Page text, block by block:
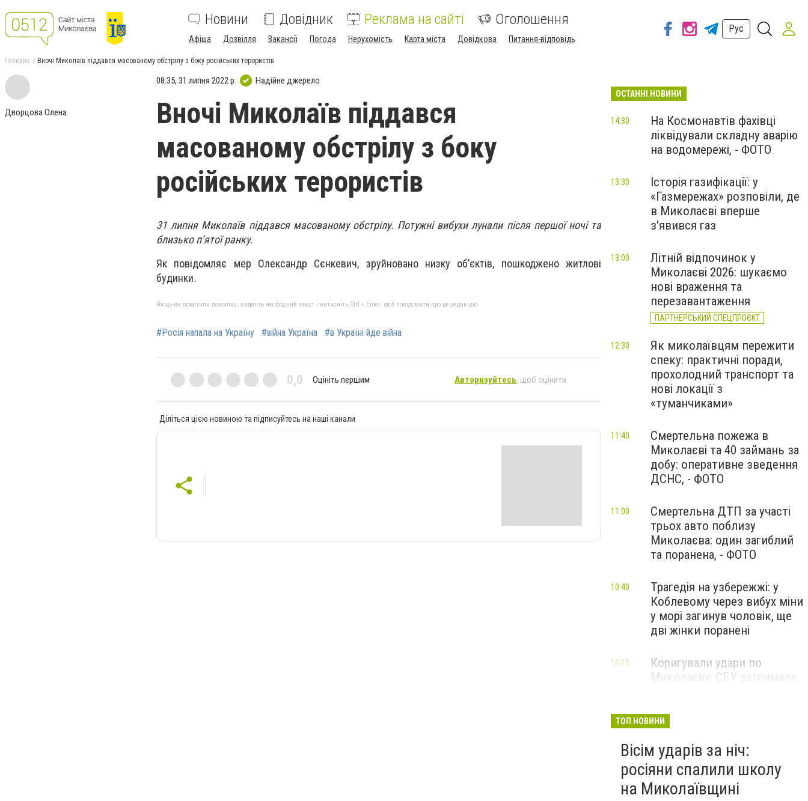
Новини Довідник Реклама на сайті Оголошення
Афіша Дозвілля Вакансії Погода Нерухомість Карта міста Довідкова Питання-відповідь
Рус
Головна Вночі Миколаїв піддався масованому обстрілу з боку російських терористів
Дворцова Олена
08:35, 31 липня 2022 р. Надійне джерело
Вночі Миколаїв піддався
масованому обстрілу з боку
російських терористів
31 липня Миколаїв піддався масованому обстрілу. Потужні вибухи лунали після першої ночі та
близько п’ятої ранку.
Як повідомляє мер Олександр Сєнкевич, зруйновано низку об’єктів, пошкоджено житлові
будинки.
Якщо ви помітили помилку, виділіть необхідний текст і натисніть Ctrl + Enter, щоб повідомити про це редакцію
#Росія напала на Україну #війна Україна #в Україні йде війна
0,0 Оцініть першим Авторизуйтесь, щоб оцінити
Діліться цією новиною та підписуйтесь на наші канали
ОСТАННІ НОВИНИ
На Космонавтів фахівці
ліквідували складну аварію
на водомережі, - ФОТО
14:30
Історія газифікації: у
«Газмережах» розповіли, де
в Миколаєві вперше
з'явився газ
13:30
Літній відпочинок у
Миколаєві 2026: шукаємо
нові враження та
перезавантаження
ПАРТНЕРСЬКИЙ СПЕЦПРОЄКТ
13:00
Як миколаївцям пережити
спеку: практичні поради,
прохолодний транспорт та
нові локації з
«туманчиками»
12:30
Смертельна пожежа в
Миколаєві та 40 займань за
добу: оперативне зведення
ДСНС, - ФОТО
11:40
Смертельна ДТП за участі
трьох авто поблизу
Миколаєва: один загиблий
та поранена, - ФОТО
11:00
Трагедія на узбережжі: у
Коблевому через вибух міни
у морі загинув чоловік, ще
дві жінки поранені
10:40
Коригували удари по
Миколаєву: СБУ затримала
10:15
ТОП НОВИНИ
Вісім ударів за ніч:
росіяни спалили школу
на Миколаївщині